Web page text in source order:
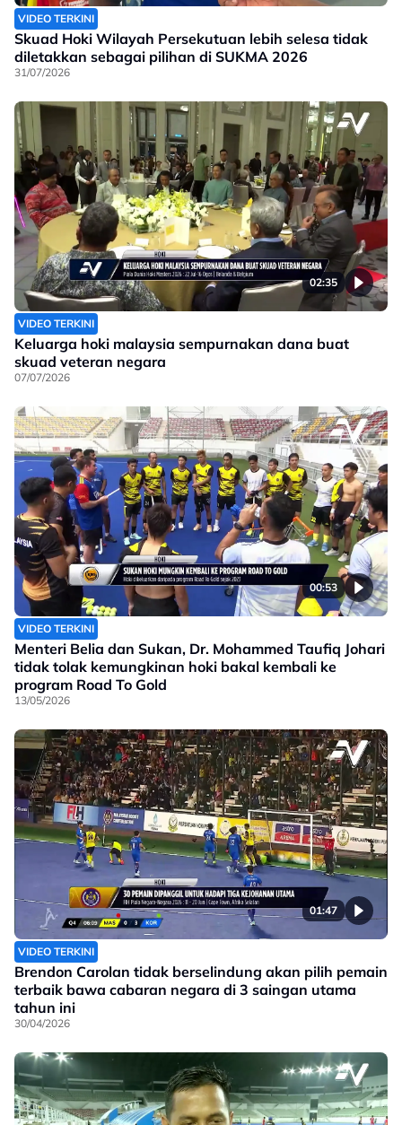
VIDEO TERKINI
Skuad Hoki Wilayah Persekutuan lebih selesa tidak
diletakkan sebagai pilihan di SUKMA 2026
31/07/2026
02:35
VIDEO TERKINI
Keluarga hoki malaysia sempurnakan dana buat
skuad veteran negara
07/07/2026
00:53
VIDEO TERKINI
Menteri Belia dan Sukan, Dr. Mohammed Taufiq Johari
tidak tolak kemungkinan hoki bakal kembali ke
program Road To Gold
13/05/2026
01:47
VIDEO TERKINI
Brendon Carolan tidak berselindung akan pilih pemain
terbaik bawa cabaran negara di 3 saingan utama
tahun ini
30/04/2026